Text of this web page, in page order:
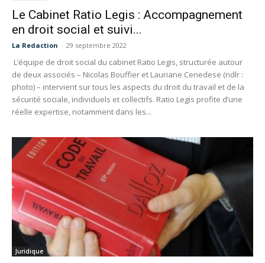
Le Cabinet Ratio Legis : Accompagnement
en droit social et suivi...
La Redaction - 29 septembre 2022
L’équipe de droit social du cabinet Ratio Legis, structurée autour
de deux associés – Nicolas Bouffier et Lauriane Cenedese (ndlr :
photo) – intervient sur tous les aspects du droit du travail et de la
sécurité sociale, individuels et collectifs. Ratio Legis profite d’une
réelle expertise, notamment dans les...
Juridique